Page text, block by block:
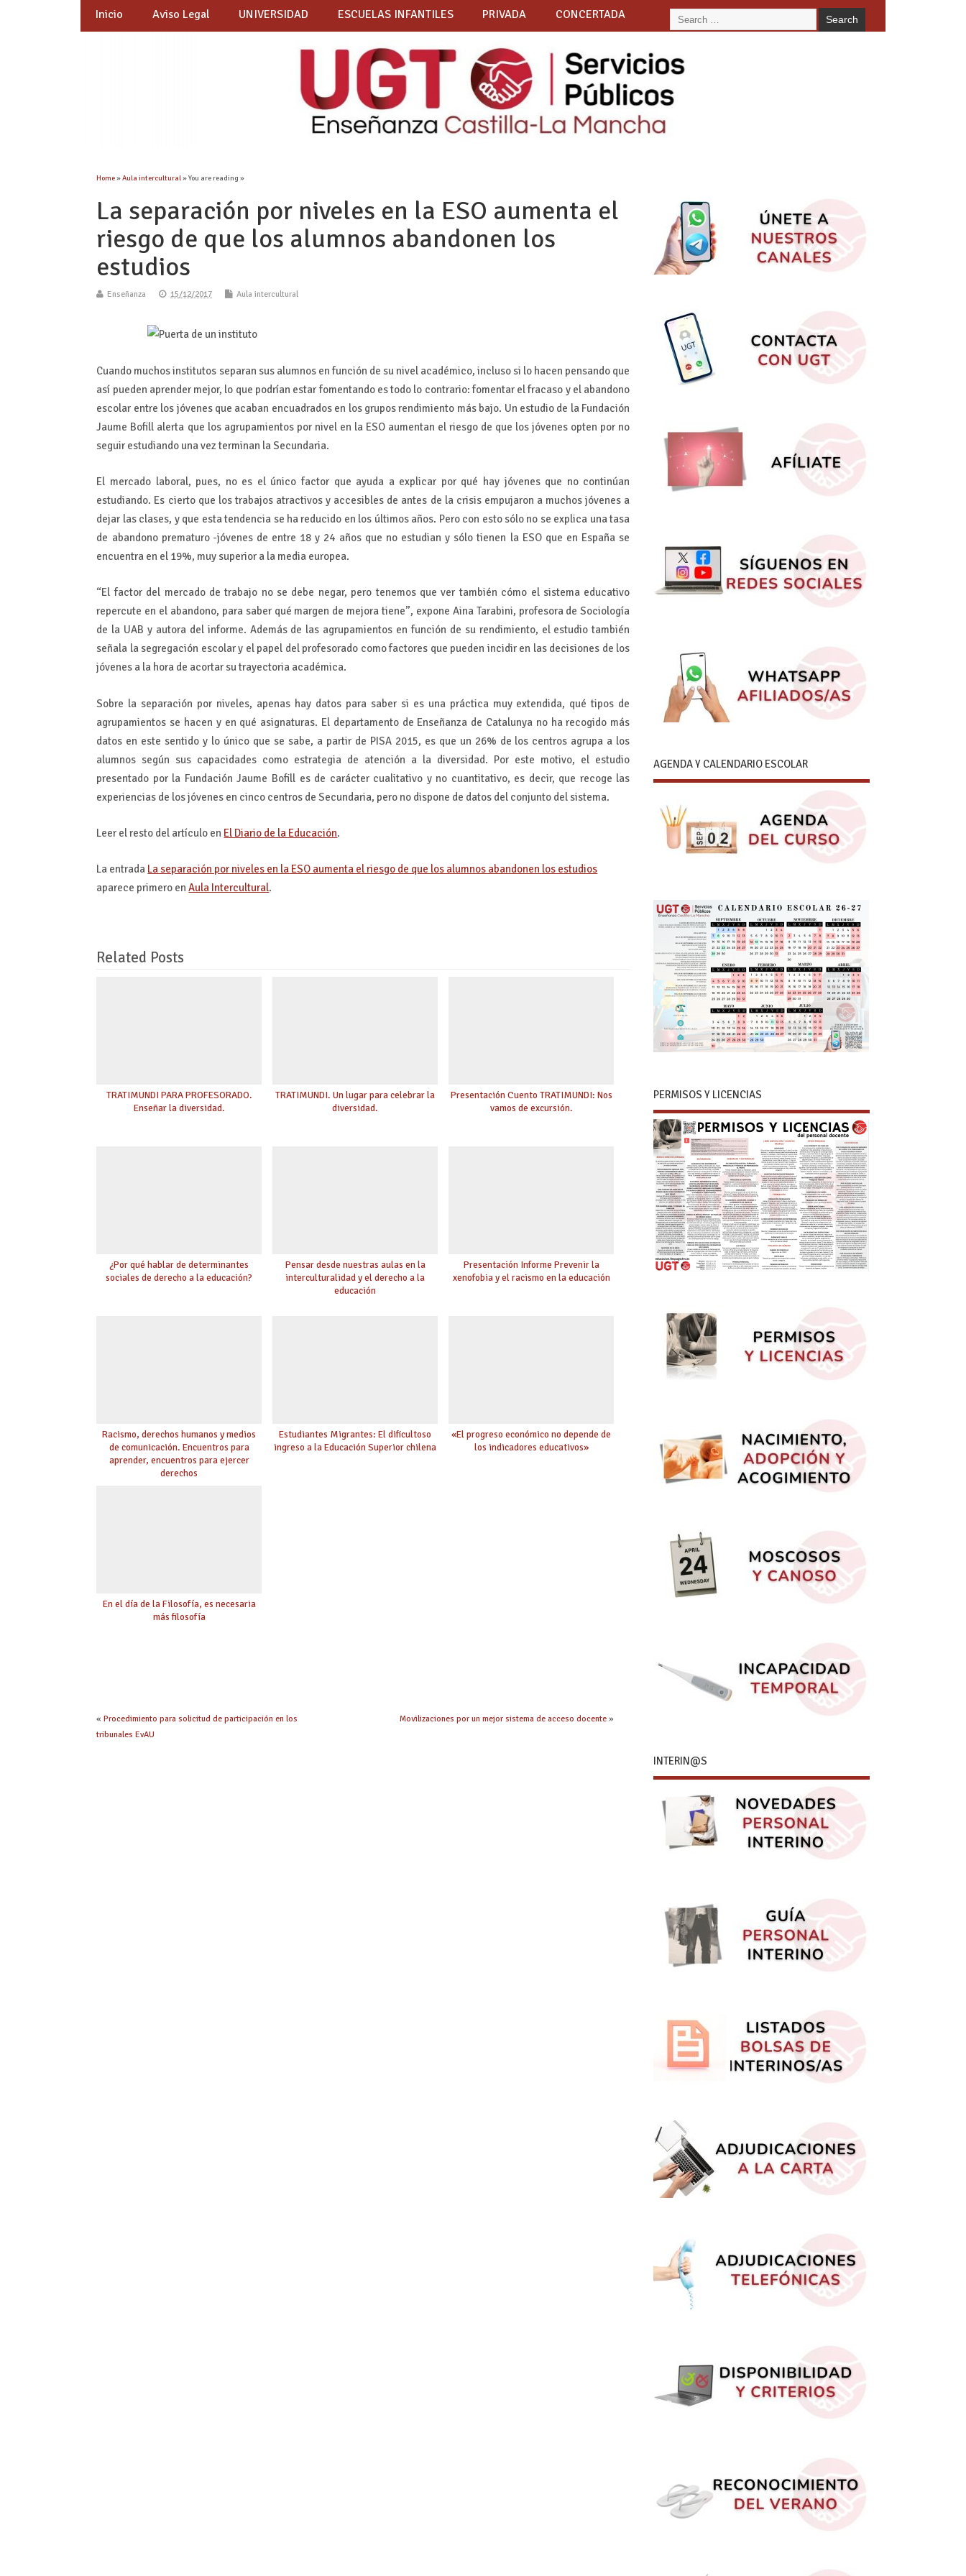
Inicio Aviso Legal UNIVERSIDAD ESCUELAS INFANTILES PRIVADA CONCERTADA
Home»Aula intercultural» You are reading »
La separación por niveles en la ESO aumenta el
riesgo de que los alumnos abandonen los
estudios
Enseñanza 15/12/2017 Aula intercultural
Cuando muchos institutos separan sus alumnos en función de su nivel académico, incluso si lo hacen pensando que
así pueden aprender mejor, lo que podrían estar fomentando es todo lo contrario: fomentar el fracaso y el abandono
escolar entre los jóvenes que acaban encuadrados en los grupos rendimiento más bajo. Un estudio de la Fundación
Jaume Bofill alerta que los agrupamientos por nivel en la ESO aumentan el riesgo de que los jóvenes opten por no
seguir estudiando una vez terminan la Secundaria.
El mercado laboral, pues, no es el único factor que ayuda a explicar por qué hay jóvenes que no continúan
estudiando. Es cierto que los trabajos atractivos y accesibles de antes de la crisis empujaron a muchos jóvenes a
dejar las clases, y que esta tendencia se ha reducido en los últimos años. Pero con esto sólo no se explica una tasa
de abandono prematuro -jóvenes de entre 18 y 24 años que no estudian y sólo tienen la ESO que en España se
encuentra en el 19%, muy superior a la media europea.
“El factor del mercado de trabajo no se debe negar, pero tenemos que ver también cómo el sistema educativo
repercute en el abandono, para saber qué margen de mejora tiene”, expone Aina Tarabini, profesora de Sociología
de la UAB y autora del informe. Además de las agrupamientos en función de su rendimiento, el estudio también
señala la segregación escolar y el papel del profesorado como factores que pueden incidir en las decisiones de los
jóvenes a la hora de acortar su trayectoria académica.
Sobre la separación por niveles, apenas hay datos para saber si es una práctica muy extendida, qué tipos de
agrupamientos se hacen y en qué asignaturas. El departamento de Enseñanza de Catalunya no ha recogido más
datos en este sentido y lo único que se sabe, a partir de PISA 2015, es que un 26% de los centros agrupa a los
alumnos según sus capacidades como estrategia de atención a la diversidad. Por este motivo, el estudio
presentado por la Fundación Jaume Bofill es de carácter cualitativo y no cuantitativo, es decir, que recoge las
experiencias de los jóvenes en cinco centros de Secundaria, pero no dispone de datos del conjunto del sistema.
Leer el resto del artículo en El Diario de la Educación.
La entrada La separación por niveles en la ESO aumenta el riesgo de que los alumnos abandonen los estudios
aparece primero enAula Intercultural.
Related Posts
TRATIMUNDI PARA PROFESORADO.
Enseñar la diversidad.
TRATIMUNDI. Un lugar para celebrar la
diversidad.
Presentación Cuento TRATIMUNDI: Nos
vamos de excursión.
¿Por qué hablar de determinantes
sociales de derecho a la educación?
Pensar desde nuestras aulas en la
interculturalidad y el derecho a la
educación
Presentación Informe Prevenir la
xenofobia y el racismo en la educación
Racismo, derechos humanos y medios
de comunicación. Encuentros para
aprender, encuentros para ejercer
derechos
Estudiantes Migrantes: El dificultoso
ingreso a la Educación Superior chilena
«El progreso económico no depende de
los indicadores educativos»
En el día de la Filosofía, es necesaria
más filosofía
«Procedimiento para solicitud de participación en los
tribunales EvAU
Movilizaciones por un mejor sistema de acceso docente »
AGENDA Y CALENDARIO ESCOLAR
PERMISOS Y LICENCIAS
INTERIN@S